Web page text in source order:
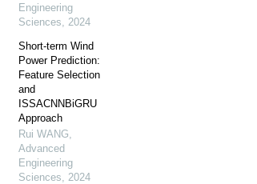
Engineering
Sciences, 2024
Short-term Wind
Power Prediction:
Feature Selection
and
ISSACNNBiGRU
Approach
Rui WANG,
Advanced
Engineering
Sciences, 2024